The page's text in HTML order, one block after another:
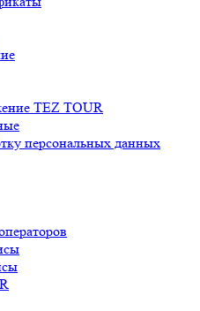
TEZ TOUR
персональных данных